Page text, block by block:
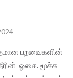
பறவைகளின்
ஓசை. மூச்சு